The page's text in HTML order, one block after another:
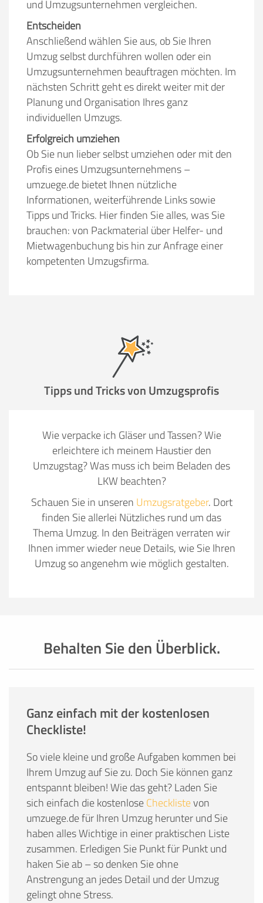
und Umzugsunternehmen vergleichen.
Entscheiden
Anschließend wählen Sie aus, ob Sie Ihren
Umzug selbst durchführen wollen oder ein
Umzugsunternehmen beauftragen möchten. Im
nächsten Schritt geht es direkt weiter mit der
Planung und Organisation Ihres ganz
individuellen Umzugs.
Erfolgreich umziehen
Ob Sie nun lieber selbst umziehen oder mit den
Profis eines Umzugsunternehmens –
umzuege.de bietet Ihnen nützliche
Informationen, weiterführende Links sowie
Tipps und Tricks. Hier finden Sie alles, was Sie
brauchen: von Packmaterial über Helfer- und
Mietwagenbuchung bis hin zur Anfrage einer
kompetenten Umzugsfirma.
Tipps und Tricks von Umzugsprofis
Wie verpacke ich Gläser und Tassen? Wie
erleichtere ich meinem Haustier den
Umzugstag? Was muss ich beim Beladen des
LKW beachten?
Schauen Sie in unseren Umzugsratgeber. Dort
finden Sie allerlei Nützliches rund um das
Thema Umzug. In den Beiträgen verraten wir
Ihnen immer wieder neue Details, wie Sie Ihren
Umzug so angenehm wie möglich gestalten.
Behalten Sie den Überblick.
Ganz einfach mit der kostenlosen
Checkliste!
So viele kleine und große Aufgaben kommen bei
Ihrem Umzug auf Sie zu. Doch Sie können ganz
entspannt bleiben! Wie das geht? Laden Sie
sich einfach die kostenloseChecklistevon
umzuege.de für Ihren Umzug herunter und Sie
haben alles Wichtige in einer praktischen Liste
zusammen. Erledigen Sie Punkt für Punkt und
haken Sie ab – so denken Sie ohne
Anstrengung an jedes Detail und der Umzug
gelingt ohne Stress.